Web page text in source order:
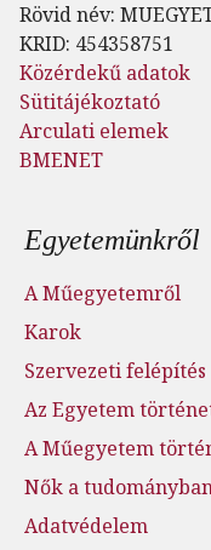
Rövid név:
KRID: 454358751
Közérdekű adatok
Sütitájékoztató
Arculati elemek
BMENET
Lábléc menü
Egyetemünkről
A Műegyetemről
Karok
Szervezeti felépítés
Az Egyetem
A Műegyetem
Nők a
Adatvédelem